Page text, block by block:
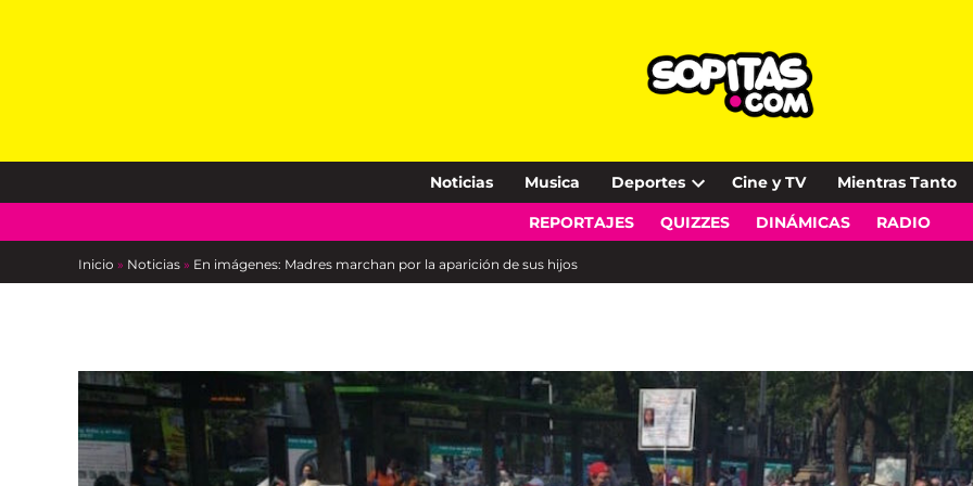
Noticias Musica Deportes
Open
dropdown
Cine y TV Mientras Tanto
REPORTAJES QUIZZES DINÁMICAS RADIO
Inicio » Noticias » En imágenes: Madres marchan por la aparición de sus hijos